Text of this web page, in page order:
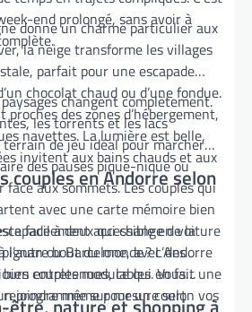
end prolongé, sans avoir à
donne un charme particulier aux
la neige transforme les villages
parfait pour une escapade
chocolat chaud ou d’une fondue.
proches des zones d’hébergement,
navettes. La lumière est belle,
invitent aux bains chauds et aux
changent complètement.
les torrents et les lacs
de jeu idéal pour marcher
des pauses pique-nique ou
face aux sommets. Les couples qui
avec une carte mémoire bien
facilement accessible en voiture
ou Barcelone, avec des
entretenues, ce qui en fait une
même pour un court
couples en Andorre selon
à deux qui change de la
bout du monde ? L’Andorre
couples modulables. Vous
programme sur mesure selon vos